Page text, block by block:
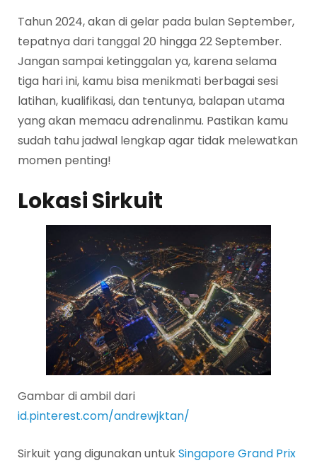
Tahun 2024, akan di gelar pada bulan September,
tepatnya dari tanggal 20 hingga 22 September.
Jangan sampai ketinggalan ya, karena selama
tiga hari ini, kamu bisa menikmati berbagai sesi
latihan, kualifikasi, dan tentunya, balapan utama
yang akan memacu adrenalinmu. Pastikan kamu
sudah tahu jadwal lengkap agar tidak melewatkan
momen penting!
Lokasi Sirkuit
Gambar di ambil dari
id.pinterest.com/andrewjktan/
Sirkuit yang digunakan untukSingapore Grand Prix